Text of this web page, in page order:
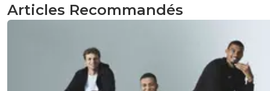
Articles Recommandés